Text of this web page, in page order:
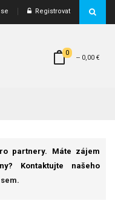
Registrovat
0
-- 0,00 €
partnery. Máte zájem
Kontaktujte našeho